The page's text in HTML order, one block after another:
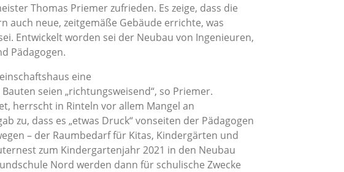
Thomas Priemer zufrieden. Es zeige, dass die
auch neue, zeitgemäße Gebäude errichte, was
Entwickelt worden sei der Neubau von Ingenieuren,
Pädagogen.
eine
seien „richtungsweisend“, so Priemer.
herrscht in Rinteln vor allem Mangel an
zu, dass es „etwas Druck“ vonseiten der Pädagogen
– der Raumbedarf für Kitas, Kindergärten und
zum Kindergartenjahr 2021 in den Neubau
Nord werden dann für schulische Zwecke